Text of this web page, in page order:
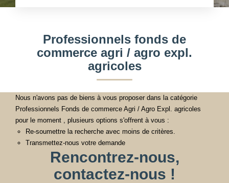
Professionnels fonds de
commerce agri / agro expl.
agricoles
Nous n'avons pas de biens à vous proposer dans la catégorie
Professionnels Fonds de commerce Agri / Agro Expl. agricoles
pour le moment , plusieurs options s'offrent à vous :
Re-soumettre la recherche avec moins de critères.
Transmettez-nous votre demande
Rencontrez-nous,
contactez-nous !